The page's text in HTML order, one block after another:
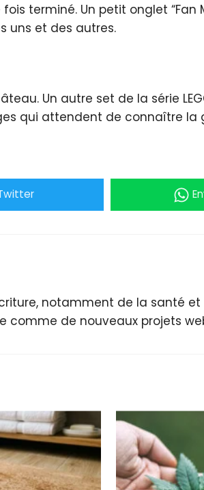
terminé. Un petit onglet “Fan
uns et des autres.
Un autre set de la série
qui attendent de connaître la
notamment de la santé
comme de nouveaux projets